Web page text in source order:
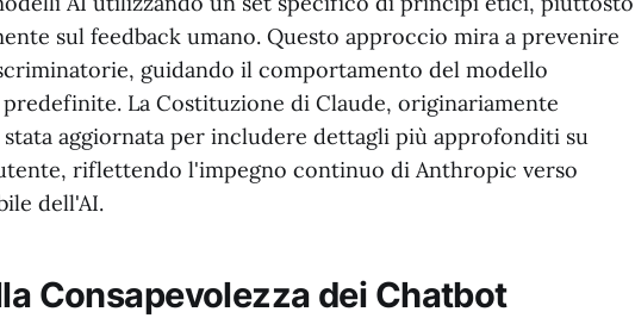
sul feedback umano. Questo approccio mira a prevenire
guidando il comportamento del modello
La Costituzione di Claude, originariamente
stata aggiornata per includere dettagli più approfonditi su
riflettendo l'impegno continuo di Anthropic verso
dell'AI.
Consapevolezza dei Chatbot